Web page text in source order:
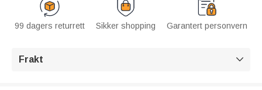
99 dagers returrett Sikker shopping Garantert personvern
Frakt 